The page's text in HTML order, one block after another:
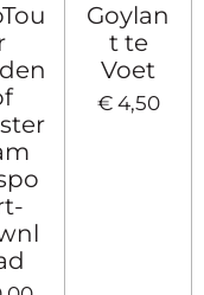
r
Goylan
t te
Voet
€ 4,50